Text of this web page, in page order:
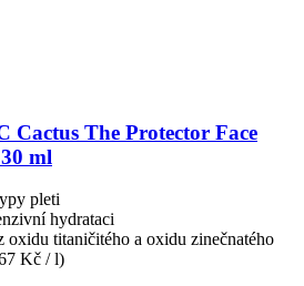
Cactus The Protector Face
ml
pleti
hydrataci
oxidu titaničitého a oxidu zinečnatého
Kč / l)